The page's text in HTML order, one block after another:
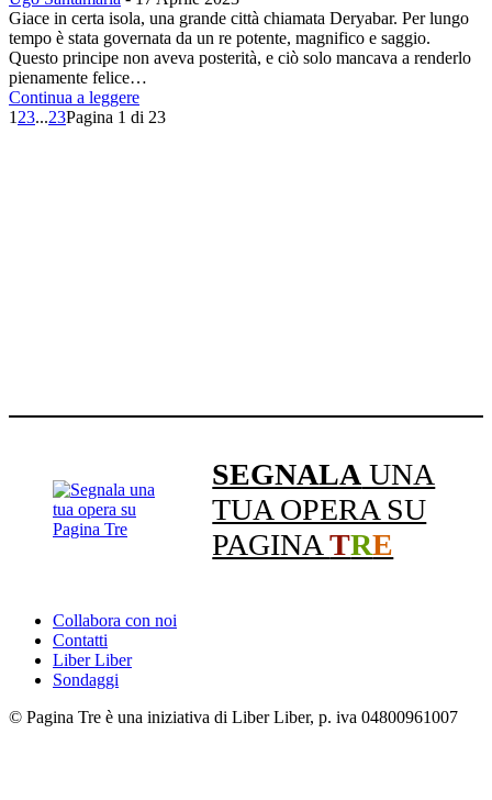
Giace in certa isola, una grande città chiamata Deryabar. Per lungo
tempo è stata governata da un re potente, magnifico e saggio.
Questo principe non aveva posterità, e ciò solo mancava a renderlo
pienamente felice…
Continua a leggere
1 23...23Pagina 1 di 23
SEGNALA UNA
TUA OPERA SU
PAGINATRE
Collabora con noi
Contatti
Liber Liber
Sondaggi
© Pagina Tre è una iniziativa di Liber Liber, p. iva 04800961007